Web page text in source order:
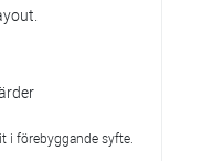
i förebyggande syfte.